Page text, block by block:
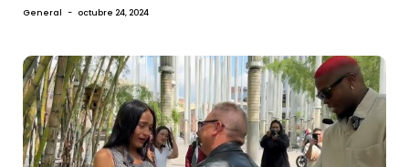
General - octubre 24, 2024